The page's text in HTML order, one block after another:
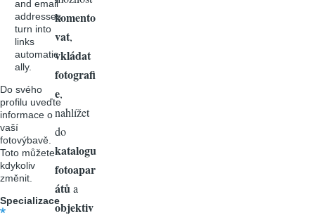
and email
addresses
turn into
links
automatic
ally.
Do svého
profilu uveďte
informace o
vaší
fotovýbavě.
Toto můžete
kdykoliv
změnit.
Specializace
komento
vat,
vkládat
fotografi
e,
nahlížet
do
katalogu
fotoapar
átů a
objektiv